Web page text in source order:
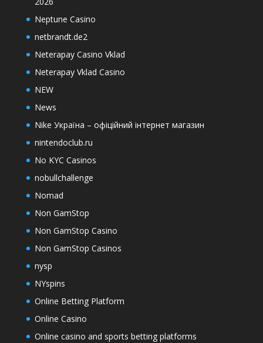
Neptune Casino
netbrandt.de2
Neterapay Casino Vklad
Neterapay Vklad Casino
NEW
News
Nike Україна – офіційний інтернет магазин
nintendoclub.ru
No KYC Casinos
nobullchallenge
Nomad
Non GamStop
Non GamStop Casino
Non GamStop Casinos
nysp
NYspins
Online Betting Platform
Online Casino
Online casino and sports betting platforms